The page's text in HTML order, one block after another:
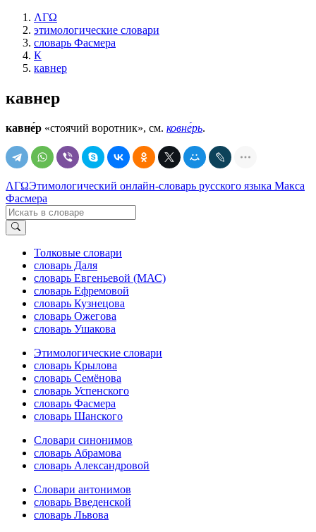
ΛΓΩ
этимологические словари
словарь Фасмера
К
кавнер
кавнер
кавне́р «стоячий воротник», см. ковне́рь.
ΛΓΩЭтимологический онлайн-словарь русского языка Макса
Фасмера
Толковые словари
словарь Даля
словарь Евгеньевой (МАС)
словарь Ефремовой
словарь Кузнецова
словарь Ожегова
словарь Ушакова
Этимологические словари
словарь Крылова
словарь Семёнова
словарь Успенского
словарь Фасмера
словарь Шанского
Словари синонимов
словарь Абрамова
словарь Александровой
Словари антонимов
словарь Введенской
словарь Львова